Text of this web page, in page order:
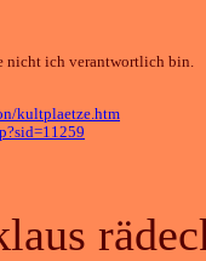
nicht ich verantwortlich bin.
kultplaetze.htm